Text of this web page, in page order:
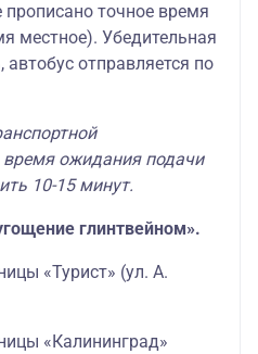
точное время
местное). Убедительная
отправляется по
время ожидания подачи
10-15 минут.
глинтвейном».
«Турист» (ул. А.
«Калининград»